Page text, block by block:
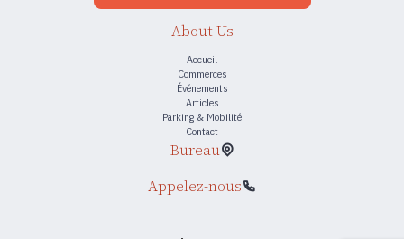
About Us
Accueil
Commerces
Événements
Articles
Parking & Mobilité
Contact
Bureau
Appelez-nous